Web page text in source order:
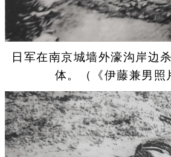
日军在南京城墙外濠沟岸边
体。（《伊藤兼男照